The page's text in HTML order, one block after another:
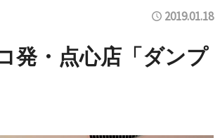
2019.01.18
発・点心店「ダンプ